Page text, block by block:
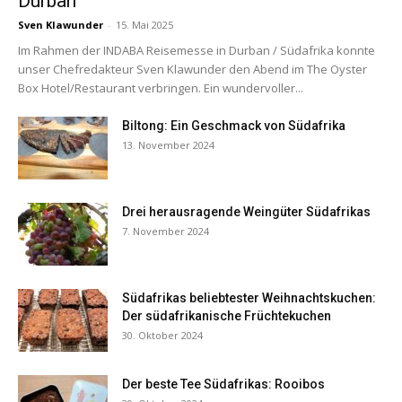
Sven Klawunder - 15. Mai 2025
Im Rahmen der INDABA Reisemesse in Durban / Südafrika konnte
unser Chefredakteur Sven Klawunder den Abend im The Oyster
Box Hotel/Restaurant verbringen. Ein wundervoller...
Biltong: Ein Geschmack von Südafrika
13. November 2024
Drei herausragende Weingüter Südafrikas
7. November 2024
Südafrikas beliebtester Weihnachtskuchen:
Der südafrikanische Früchtekuchen
30. Oktober 2024
Der beste Tee Südafrikas: Rooibos